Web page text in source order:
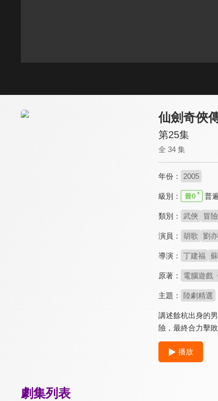
仙劍奇俠
第25集
全 34 集
年份： 2005
級別： 普
類別： 武俠 冒險
演員： 胡歌 劉
導演： 丁建福
原著： 電腦遊戲
主題： 陸劇精選
講述餘杭出身的
險，最終合力擊
播放
劇集列表